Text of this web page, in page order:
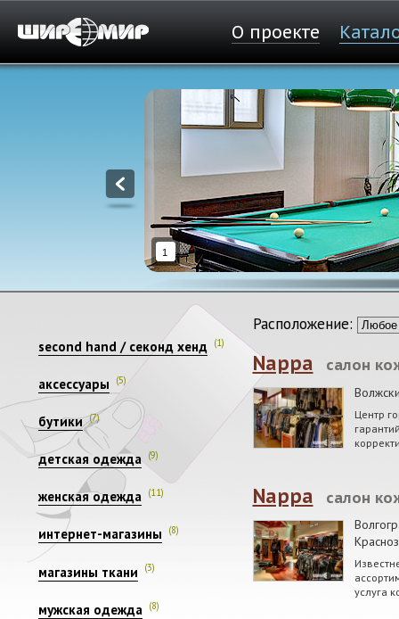
О проекте
1
second hand / секонд хенд (1)
аксессуары (5)
бутики (7)
детская одежда (9)
женская одежда (11)
интернет-магазины (8)
магазины ткани (3)
мужская одежда (8)
Расположение:
Nappa салон
Центр
Nappa салон
услуга